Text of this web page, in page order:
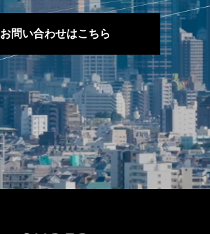
お問い合わせはこちら